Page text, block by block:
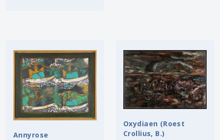
Annyrose
Oxydiaen (Roest
Crollius, B.)